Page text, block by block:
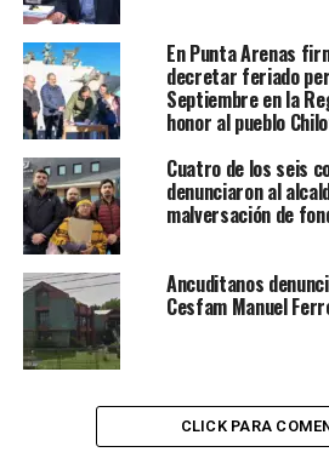
En Punta Arenas
decretar feriado
Septiembre en la
honor al pueblo
Cuatro de los seis
denunciaron al
malversación de
Ancuditanos
Cesfam Manuel
CLICK PARA